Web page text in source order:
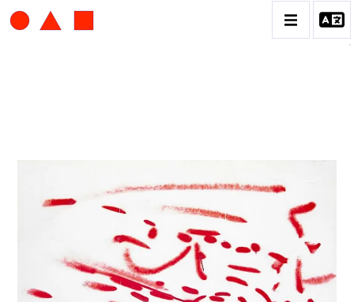
BIOGRAPHIE
CATALOGUE DES OEUVRES
CONTACT